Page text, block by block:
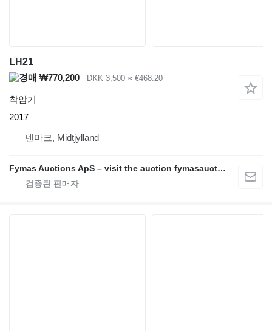
LH21
₩770,200
DKK 3,500 ≈ €468.20
착암기
2017
덴마크, Midtjylland
Fymas Auctions ApS – visit the auction fymasauctions.dk